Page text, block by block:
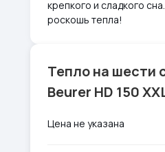
крепкого и сладкого
роскошь тепла!
Тепло на шести
Beurer HD 150
Цена не указана